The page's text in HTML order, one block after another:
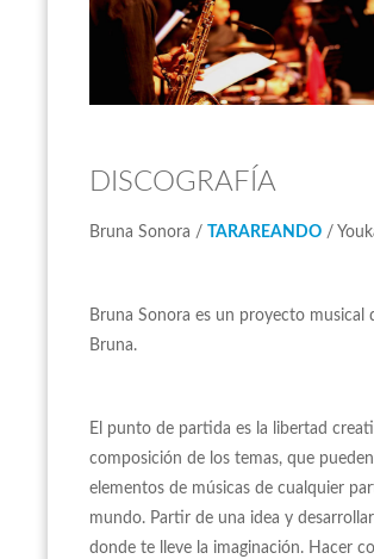
DISCOGRAFÍA
Bruna Sonora / TARAREANDO /
Bruna Sonora es un proyecto musical
Bruna.
El punto de partida es la libertad
composición de los temas, que
elementos de músicas de cualquier
mundo. Partir de una idea y
donde te lleve la imaginación. Hacer